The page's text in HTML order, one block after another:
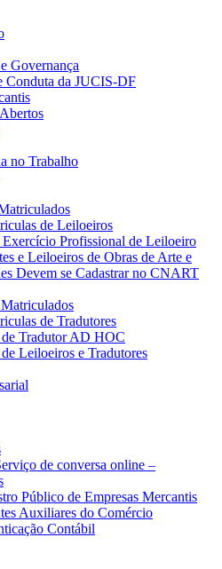
Governança
Conduta da JUCIS-DF
no Trabalho
de Leiloeiros
Exercício Profissional de Leiloeiro
e Leiloeiros de Obras de Arte e
Devem se Cadastrar no CNART
de Tradutores
de Tradutor AD HOC
Leiloeiros e Tradutores
de conversa online –
Público de Empresas Mercantis
Auxiliares do Comércio
Contábil